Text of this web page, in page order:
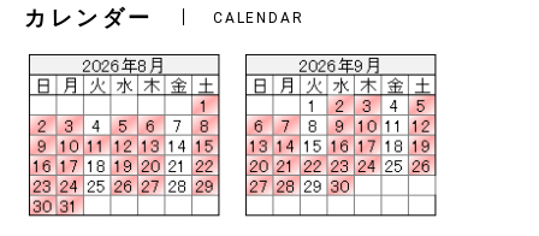
カレンダー CALENDAR